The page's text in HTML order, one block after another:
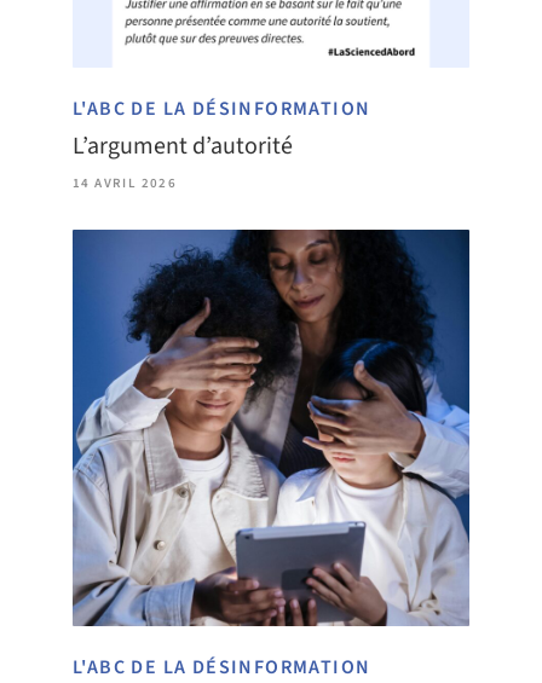
L'ABC DE LA DÉSINFORMATION
L’argument d’autorité
14 AVRIL 2026
L'ABC DE LA DÉSINFORMATION